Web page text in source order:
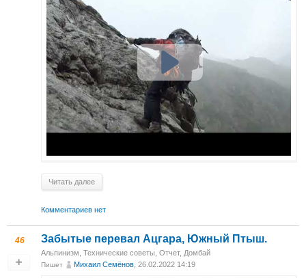
Читать далее
Комментариев нет
46 Забытые перевал Ацгара, Южный Птыш.
Альпинизм Технические советы Отчет, Домбай
Пишет Михаил Cемёнов , 26.02.2022 14:19